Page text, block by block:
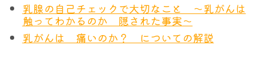
乳腺の自己チェックで大切なこと ～乳がんは
触ってわかるのか 隠された事実～
乳がんは 痛いのか？ についての解説